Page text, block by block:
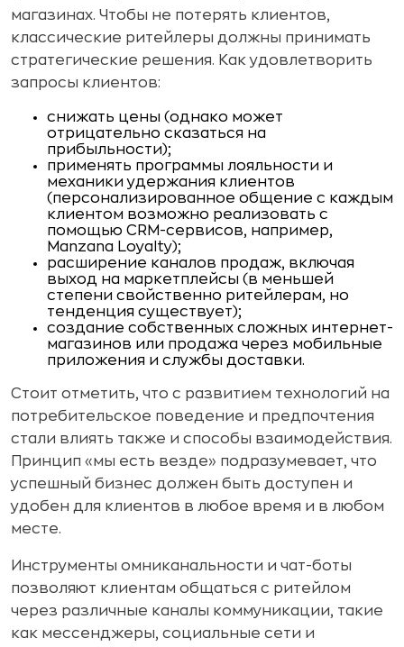
магазинах. Чтобы не потерять клиентов,
классические ритейлеры должны принимать
стратегические решения. Как удовлетворить
запросы клиентов:
снижать цены (однако может
отрицательно сказаться на
прибыльности);
применять программы лояльности и
механики удержания клиентов
(персонализированное общение с каждым
клиентом возможно реализовать с
помощью CRM-сервисов, например,
Manzana Loyalty);
расширение каналов продаж, включая
выход на маркетплейсы (в меньшей
степени свойственно ритейлерам, но
тенденция существует);
создание собственных сложных интернет-
магазинов или продажа через мобильные
приложения и службы доставки.
Стоит отметить, что с развитием технологий на
потребительское поведение и предпочтения
стали влиять также и способы взаимодействия.
Принцип «мы есть везде» подразумевает, что
успешный бизнес должен быть доступен и
удобен для клиентов в любое время и в любом
месте.
Инструменты омниканальности и чат-боты
позволяют клиентам общаться с ритейлом
через различные каналы коммуникации, такие
как мессенджеры, социальные сети и